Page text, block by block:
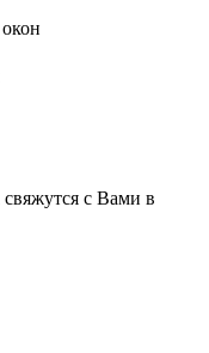
с Вами в